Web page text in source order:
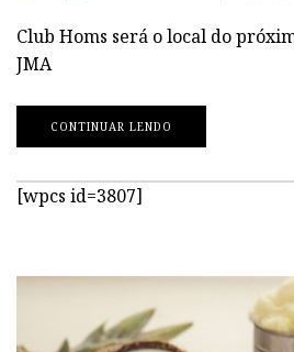
Club Homs será o local do
JMA
CONTINUAR LENDO
[wpcs id=3807]